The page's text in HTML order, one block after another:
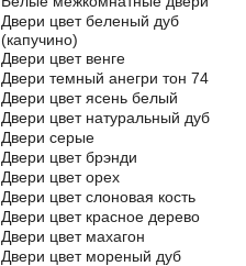
Двери цвет беленый дуб
(капучино)
Двери цвет венге
Двери темный анегри тон 74
Двери цвет ясень белый
Двери цвет натуральный дуб
Двери серые
Двери цвет брэнди
Двери цвет орех
Двери цвет слоновая кость
Двери цвет красное дерево
Двери цвет махагон
Двери цвет мореный дуб